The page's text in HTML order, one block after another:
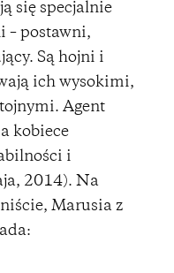
się specjalnie
– postawni,
Są hojni i
ich wysokimi,
Agent
kobiece
i
2014). Na
Marusia z